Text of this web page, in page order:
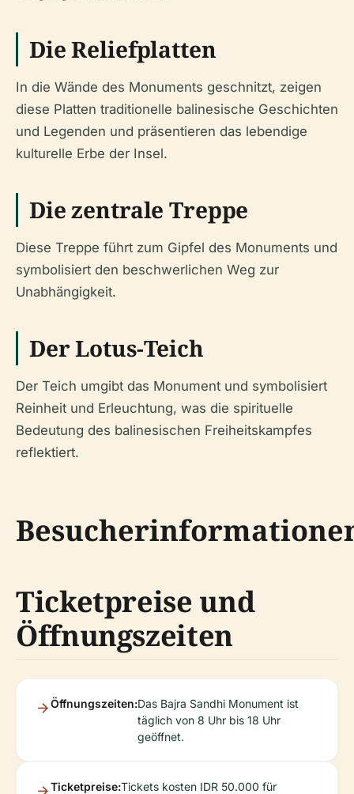
Die Reliefplatten
In die Wände des Monuments geschnitzt, zeigen
diese Platten traditionelle balinesische Geschichten
und Legenden und präsentieren das lebendige
kulturelle Erbe der Insel.
Die zentrale Treppe
Diese Treppe führt zum Gipfel des Monuments und
symbolisiert den beschwerlichen Weg zur
Unabhängigkeit.
Der Lotus-Teich
Der Teich umgibt das Monument und symbolisiert
Reinheit und Erleuchtung, was die spirituelle
Bedeutung des balinesischen Freiheitskampfes
reflektiert.
Ticketpreise und
Öffnungszeiten
Öffnungszeiten:Das Bajra Sandhi Monument ist
täglich von 8 Uhr bis 18 Uhr
geöffnet.
Ticketpreise:Tickets kosten IDR 50.000 für